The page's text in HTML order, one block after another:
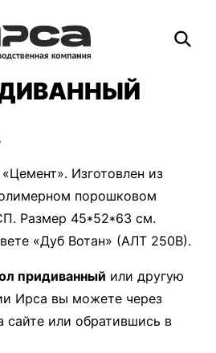
Изготовлен из
порошковом
Размер 45*52*63 см.
«Дуб Вотан» (АЛТ 250В).
придиванный или другую
Ирса вы можете через
сайте или обратившись в